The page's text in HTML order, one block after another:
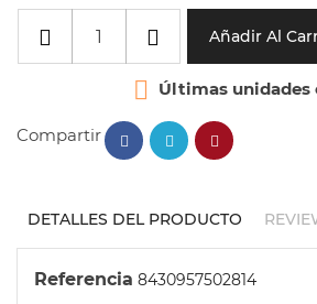
Añadir Al
 Últimas unidades
Compartir
DETALLES DEL PRODUCTO
Referencia 8430957502814